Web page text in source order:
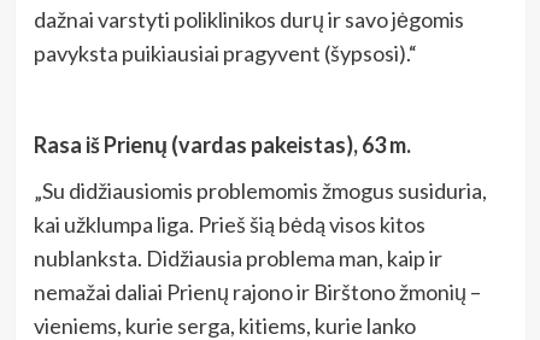
dažnai varstyti poliklinikos durų ir savo jėgomis
pavyksta puikiausiai pragyvent (šypsosi).“
Rasa iš Prienų (vardas pakeistas), 63 m.
„Su didžiausiomis problemomis žmogus susiduria,
kai užklumpa liga. Prieš šią bėdą visos kitos
nublanksta. Didžiausia problema man, kaip ir
nemažai daliai Prienų rajono ir Birštono žmonių –
vieniems, kurie serga, kitiems, kurie lanko